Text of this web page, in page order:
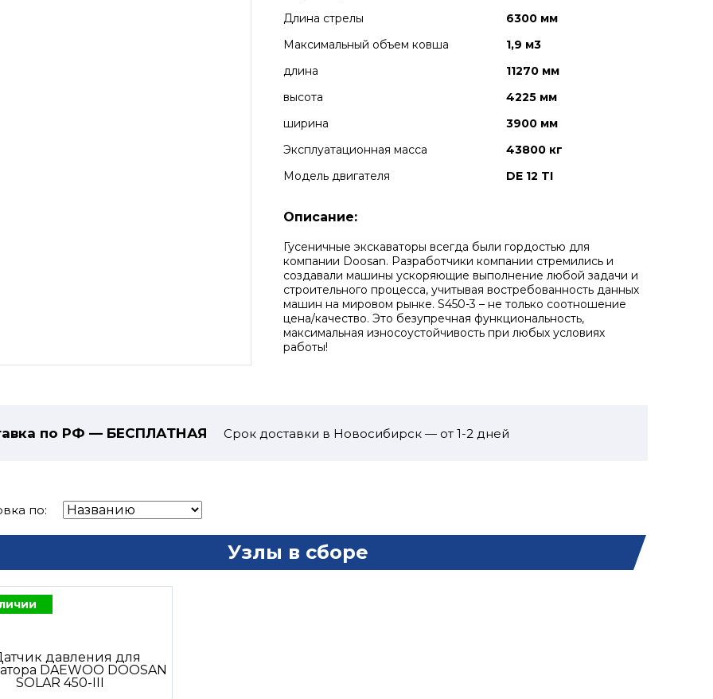
Длина стрелы
6300 мм
Максимальный объем ковша
1,9 м3
длина
11270 мм
высота
4225 мм
ширина
3900 мм
Эксплуатационная масса
43800 кг
Модель двигателя
DE 12 TI
Описание:
Гусеничные экскаваторы всегда были гордостью для
компании Doosan. Разработчики компании стремились и
создавали машины ускоряющие выполнение любой задачи и
строительного процесса, учитывая востребованность данных
машин на мировом рынке. S450-3 – не только соотношение
цена/качество. Это безупречная функциональность,
максимальная износоустойчивость при любых условиях
работы!
по РФ — БЕСПЛАТНАЯ Срок доставки в Новосибирск — от 1-2 дней
по:
Узлы в сборе